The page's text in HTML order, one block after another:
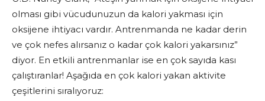
olması gibi vücudunuzun da kalori yakması için
oksijene ihtiyacı vardır. Antrenmanda ne kadar derin
ve çok nefes alırsanız o kadar çok kalori yakarsınız”
diyor. En etkili antrenmanlar ise en çok sayıda kası
çalıştıranlar! Aşağıda en çok kalori yakan aktivite
çeşitlerini sıralıyoruz: